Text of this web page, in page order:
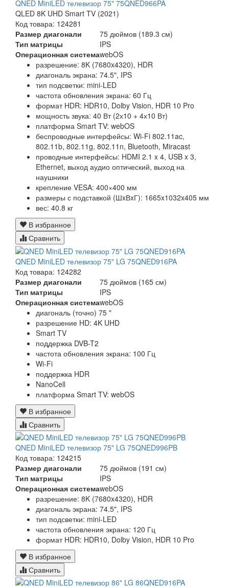
QNED MiniLED телевизор 75" 75QNED966PA
QLED 8K UHD Smart TV (2021)
Код товара: 124281
Размер диагонали
75 дюймов (189.3 см)
Тип матрицы
IPS
Операционная системаwebOS
разрешение: 8K (7680x4320), HDR
диагональ экрана: 74.5", IPS
тип подсветки: mini-LED
частота обновления экрана: 60 Гц
формат HDR: HDR10, Dolby Vision, HDR 10 Pro
мощность звука: 40 Вт (2х10 + 4х10 Вт)
платформа Smart TV: webOS
беспроводные интерфейсы: Wi-Fi 802.11ac,
802.11b, 802.11g, 802.11n, Bluetooth, Miracast
проводные интерфейсы: HDMI 2.1 x 4, USB x 3,
Ethernet, выход аудио оптический, выход на
наушники
крепление VESA: 400×400 мм
размеры с подставкой (ШxВxГ): 1665x1032x405 мм
вес: 40.8 кг
В избранное
Сравнить
QNED MiniLED телевизор 75" LG 75QNED916PA
Код товара: 124282
Размер диагонали
75 дюймов (165 см)
Тип матрицы
IPS
Операционная системаwebOS
диагональ (точно) 75 "
разрешение HD: 4K UHD
Smart TV
поддержка DVB-T2
частота обновления экрана: 100 Гц
Wi-Fi
поддержка HDR
NanoCell
платформа Smart TV: webOS
В избранное
Сравнить
QNED MiniLED телевизор 75" LG 75QNED996PB
Код товара: 124215
Размер диагонали
75 дюймов (191 см)
Тип матрицы
IPS
Операционная системаwebOS
разрешение: 8K (7680x4320), HDR
диагональ экрана: 74.5", IPS
тип подсветки: mini-LED
частота обновления экрана: 120 Гц
формат HDR: HDR10, Dolby Vision, HDR 10 Pro
В избранное
Сравнить